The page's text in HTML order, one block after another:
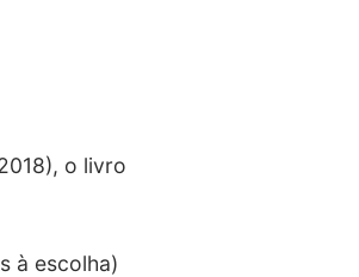
o livro
à escolha)